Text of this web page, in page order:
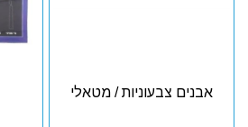
אבנים צבעוניות / מטאלי